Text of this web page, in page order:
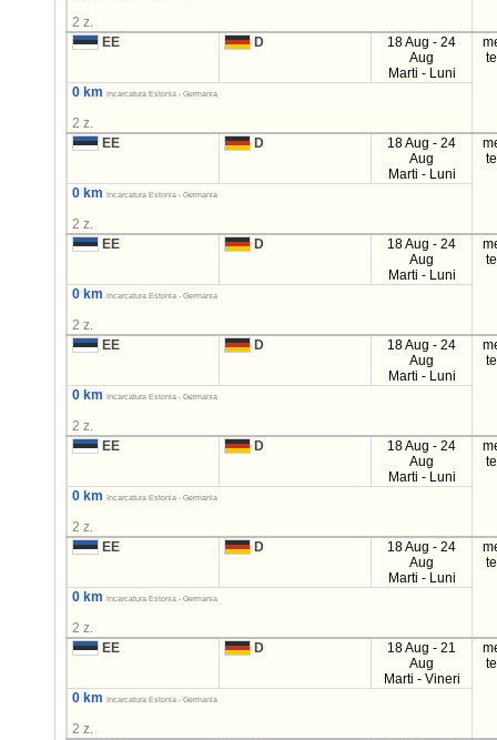
2 z.
EE
D
18 Aug - 24
Aug
Marti - Luni
0 km Incarcatura Estonia - Germania
2 z.
EE
D
18 Aug - 24
Aug
Marti - Luni
0 km Incarcatura Estonia - Germania
2 z.
EE
D
18 Aug - 24
Aug
Marti - Luni
0 km Incarcatura Estonia - Germania
2 z.
EE
D
18 Aug - 24
Aug
Marti - Luni
0 km Incarcatura Estonia - Germania
2 z.
EE
D
18 Aug - 24
Aug
Marti - Luni
0 km Incarcatura Estonia - Germania
2 z.
EE
D
18 Aug - 24
Aug
Marti - Luni
0 km Incarcatura Estonia - Germania
2 z.
EE
D
18 Aug - 21
Aug
Marti - Vineri
0 km Incarcatura Estonia - Germania
2 z.